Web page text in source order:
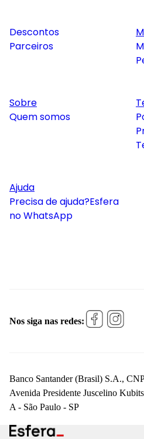
Descontos
Parceiros
Sobre
Quem somos
Ajuda
Precisa de ajuda?Esfera
no WhatsApp
Nos siga nas redes:
Banco Santander (Brasil) S.A.,
Avenida Presidente Juscelino
A - São Paulo - SP